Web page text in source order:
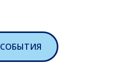
СОБЫТИЯ